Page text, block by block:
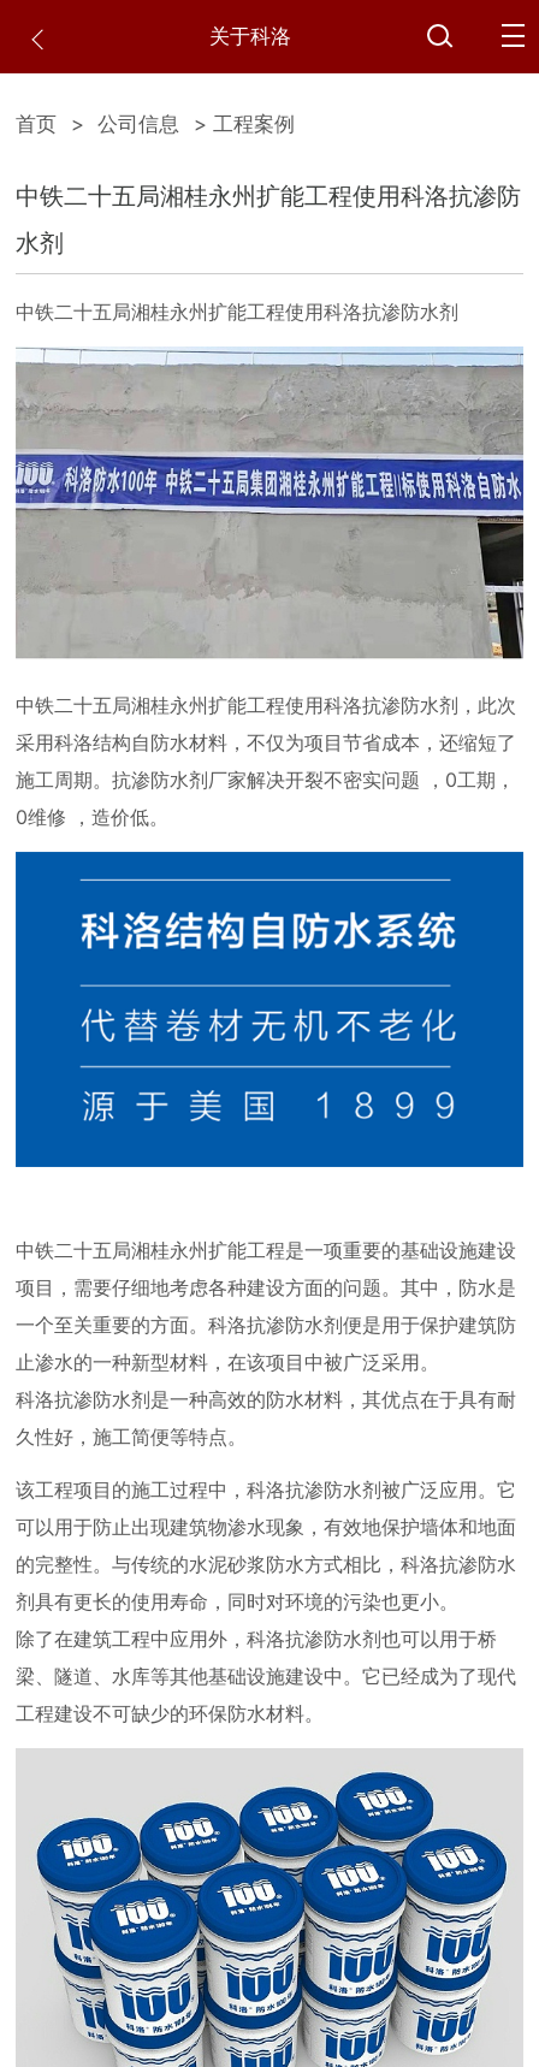
关于科洛
首页 > 公司信息 > 工程案例
中铁二十五局湘桂永州扩能工程使用科洛抗渗防
水剂
中铁二十五局湘桂永州扩能工程使用科洛抗渗防水剂
中铁二十五局湘桂永州扩能工程使用科洛抗渗防水剂， 此次
采用科洛结构自防水材料，不仅为项目节省成本，还缩短了
施工周期。抗渗防水剂厂家解决开裂不密实问题 ，0工期，
0维修 ，造价低。
中铁二十五局湘桂永州扩能工程是一项重要的基础设施建设
项目，需要仔细地考虑各种建设方面的问题。其中，防水是
一个至关重要的方面。科洛抗渗防水剂便是用于保护建筑防
止渗水的一种新型材料，在该项目中被广泛采用。
科洛抗渗防水剂是一种高效的防水材料，其优点在于具有耐
久性好，施工简便等特点。
该工程项目的施工过程中，科洛抗渗防水剂被广泛应用。它
可以用于防止出现建筑物渗水现象，有效地保护墙体和地面
的完整性。与传统的水泥砂浆防水方式相比，科洛抗渗防水
剂具有更长的使用寿命，同时对环境的污染也更小。
除了在建筑工程中应用外，科洛抗渗防水剂也可以用于桥
梁、隧道、水库等其他基础设施建设中。它已经成为了现代
工程建设不可缺少的环保防水材料。